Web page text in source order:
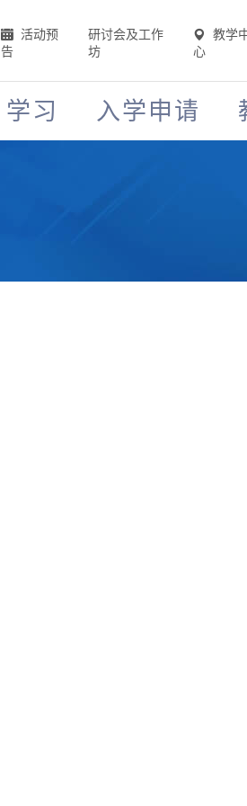
活动预
告
研讨会及工作
坊
教学
心
学习 入学申请